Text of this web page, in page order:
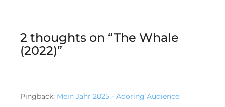
2 thoughts on “The Whale
(2022)”
Pingback: Mein Jahr 2025 - Adoring Audience